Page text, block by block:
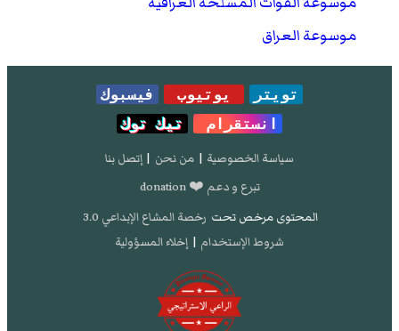
موسوعة العراق
تويتر يوتيوب
فيسبوك
انستقرام
تيك توك
سياسة الخصوصية | من نحن | إتصل بنا
تبرع و دعم ❤️ donation
المحتوى مرخص تحت رخصة المشاع الإبداعي 3.0
شروط الإستخدام | إخلاء المسؤولية